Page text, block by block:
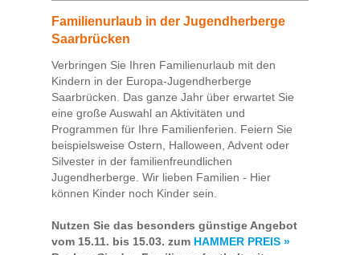
Familienurlaub in der Jugendherberge
Saarbrücken
Verbringen Sie Ihren Familienurlaub mit den
Kindern in der Europa-Jugendherberge
Saarbrücken. Das ganze Jahr über erwartet Sie
eine große Auswahl an Aktivitäten und
Programmen für Ihre Familienferien. Feiern Sie
beispielsweise Ostern, Halloween, Advent oder
Silvester in der familienfreundlichen
Jugendherberge. Wir lieben Familien - Hier
können Kinder noch Kinder sein.
Nutzen Sie das besonders günstige Angebot
vom 15.11. bis 15.03. zum HAMMER PREIS »